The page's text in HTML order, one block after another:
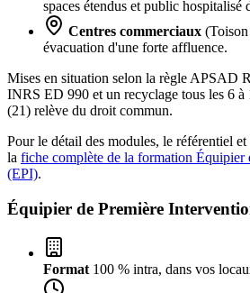
spaces étendus et public hospitalisé
Centres commerciaux
évacuation d'une forte affluence.
Mises en situation selon la règle APSAD
INRS ED 990 et un recyclage tous les 6
(21) relève du droit commun.
Pour le détail des modules, le référentiel
la fiche complète de la formation Équipier
(EPI).
Équipier de Première
Format 100 % intra, dans vos